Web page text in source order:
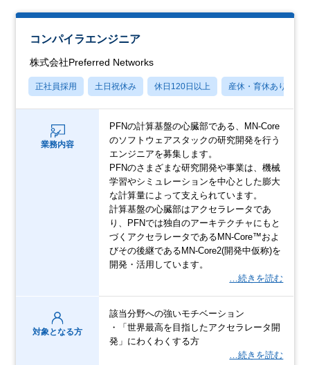
コンパイラエンジニア
株式会社Preferred Networks
正社員採用 土日祝休み 休日120日以上 産休・育休あり
業務内容
PFNの計算基盤の心臓部である、MN-Core
のソフトウェアスタックの研究開発を行う
エンジニアを募集します。
PFNのさまざまな研究開発や事業は、機械
学習やシミュレーションを中心とした膨大
な計算量によって支えられています。
計算基盤の心臓部はアクセラレータであ
り、PFNでは独自のアーキテクチャにもと
づくアクセラレータであるMN-Core™およ
びその後継であるMN-Core2(開発中仮称)を
開発・活用しています。
…続きを読む
対象となる方
該当分野への強いモチベーション
・「世界最高を目指したアクセラレータ開
発」にわくわくする方
…続きを読む